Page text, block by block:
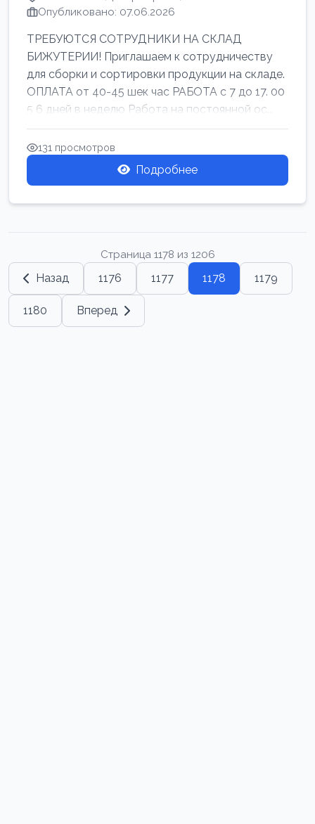
Опубликовано: 07.06.2026
ТРЕБУЮТСЯ СОТРУДНИКИ НА СКЛАД
БИЖУТЕРИИ! Приглашаем к сотрудничеству
для сборки и сортировки продукции на складе.
ОПЛАТА от 40-45 шек час РАБОТА с 7 до 17. 00
5 6 дней в неделю Работа на постоянной ос...
131 просмотров
Подробнее
Страница 1178 из 1206
Назад 1176 1177 1178 1179
1180 Вперед